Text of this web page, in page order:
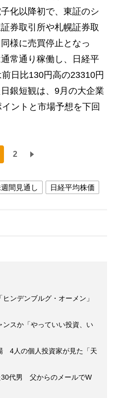
化以降初で、東証のシ
券取引所や札幌証券取
様に売買停止となっ
常通り稼働し、日経平
日比130円高の23310円
銀短観は、9月の大企業
ントと市場予想を下回
2
間見通し 日経平均株価
ンデンブルグ・オーメン」
ンスか「やっていい投資、い
4人の個人投資家が見た「天
30代男 父からのメールでW